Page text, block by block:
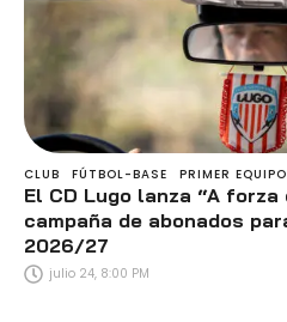
CLUB FÚTBOL-BASE PRIMER EQUIPO
El CD Lugo lanza “A
campaña de abonados
2026/27
julio 24, 8:00 PM